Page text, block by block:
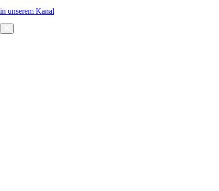
in unserem Kanal